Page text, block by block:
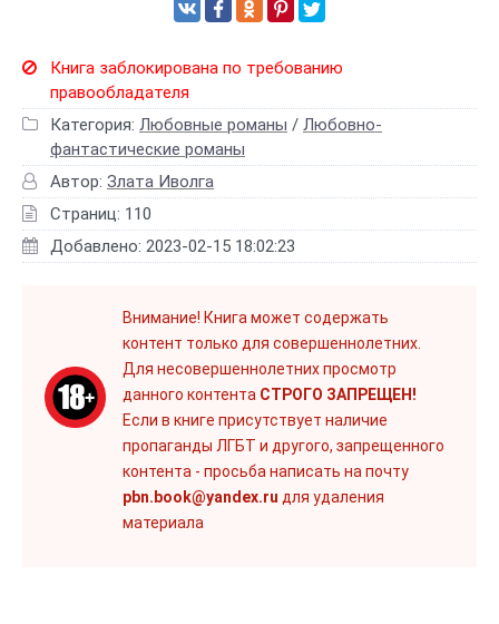
Книга заблокирована по требованию
правообладателя
Категория: Любовные романы / Любовно-
фантастические романы
Автор: Злата Иволга
Страниц: 110
Добавлено: 2023-02-15 18:02:23
Внимание! Книга может содержать
контент только для совершеннолетних.
Для несовершеннолетних просмотр
данного контента СТРОГО ЗАПРЕЩЕН!
Если в книге присутствует наличие
пропаганды ЛГБТ и другого, запрещенного
контента - просьба написать на почту
pbn.book@yandex.ru для удаления
материала